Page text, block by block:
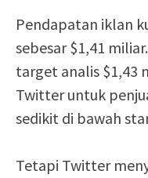
Pendapatan iklan
sebesar $1,41
target analis $1,43
Twitter untuk
sedikit di bawah
Tetapi Twitter